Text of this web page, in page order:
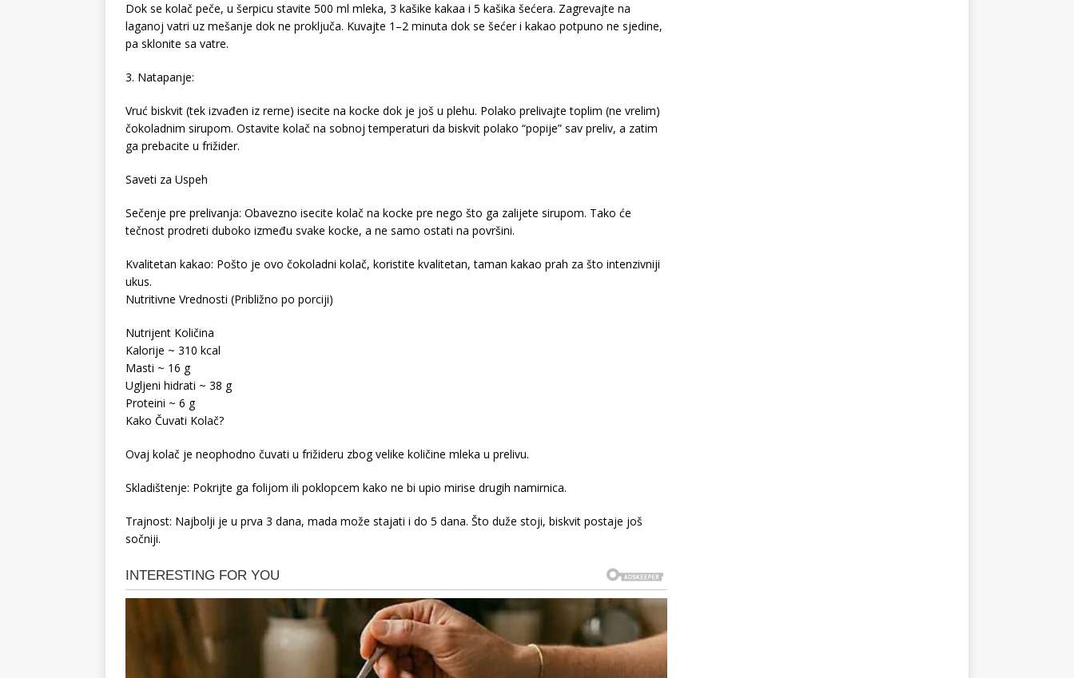
Dok se kolač peče, u šerpicu stavite 500 ml mleka, 3 kašike kakaa i 5 kašika šećera. Zagrevajte na
laganoj vatri uz mešanje dok ne proključa. Kuvajte 1–2 minuta dok se šećer i kakao potpuno ne sjedine,
pa sklonite sa vatre.
3. Natapanje:
Vruć biskvit (tek izvađen iz rerne) isecite na kocke dok je još u plehu. Polako prelivajte toplim (ne vrelim)
čokoladnim sirupom. Ostavite kolač na sobnoj temperaturi da biskvit polako “popije” sav preliv, a zatim
ga prebacite u frižider.
Saveti za Uspeh
Sečenje pre prelivanja: Obavezno isecite kolač na kocke pre nego što ga zalijete sirupom. Tako će
tečnost prodreti duboko između svake kocke, a ne samo ostati na površini.
Kvalitetan kakao: Pošto je ovo čokoladni kolač, koristite kvalitetan, taman kakao prah za što intenzivniji
ukus.
Nutritivne Vrednosti (Približno po porciji)
Nutrijent Količina
Kalorije ~ 310 kcal
Masti ~ 16 g
Ugljeni hidrati ~ 38 g
Proteini ~ 6 g
Kako Čuvati Kolač?
Ovaj kolač je neophodno čuvati u frižideru zbog velike količine mleka u prelivu.
Skladištenje: Pokrijte ga folijom ili poklopcem kako ne bi upio mirise drugih namirnica.
Trajnost: Najbolji je u prva 3 dana, mada može stajati i do 5 dana. Što duže stoji, biskvit postaje još
sočniji.